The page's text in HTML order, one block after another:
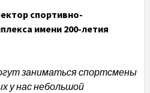
спортивно-
имени 200-летия
заниматься спортсмены
у нас небольшой